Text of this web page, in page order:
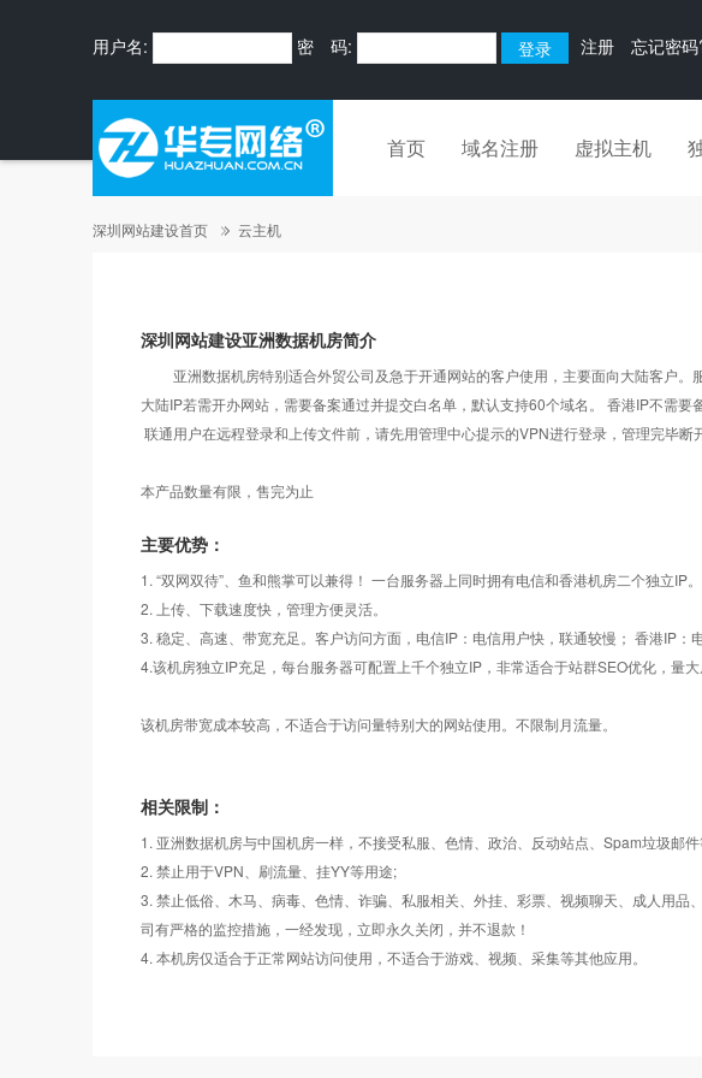
用户名: 密 码: 注册 忘记密码
首页 域名注册 虚拟主机
深圳网站建设首页 云主机
深圳网站建设亚洲数据机房简介
亚洲数据机房特别适合外贸公司及急于开通网站的客户使用，主要面向大陆客户。
大陆IP若需开办网站，需要备案通过并提交白名单，默认支持60个域名。 香港IP不需
联通用户在远程登录和上传文件前，请先用管理中心提示的VPN进行登录，管理完毕断
本产品数量有限，售完为止
主要优势：
1. “双网双待”、鱼和熊掌可以兼得！ 一台服务器上同时拥有电信和香港机房二个独立IP。
2. 上传、下载速度快，管理方便灵活。
3. 稳定、高速、带宽充足。客户访问方面，电信IP：电信用户快，联通较慢； 香港IP：
4.该机房独立IP充足，每台服务器可配置上千个独立IP，非常适合于站群SEO优化，量
该机房带宽成本较高，不适合于访问量特别大的网站使用。不限制月流量。
相关限制：
1. 亚洲数据机房与中国机房一样，不接受私服、色情、政治、反动站点、Spam垃圾邮件
2. 禁止用于VPN、刷流量、挂YY等用途;
3. 禁止低俗、木马、病毒、色情、诈骗、私服相关、外挂、彩票、视频聊天、成人用
司有严格的监控措施，一经发现，立即永久关闭，并不退款！
4. 本机房仅适合于正常网站访问使用，不适合于游戏、视频、采集等其他应用。